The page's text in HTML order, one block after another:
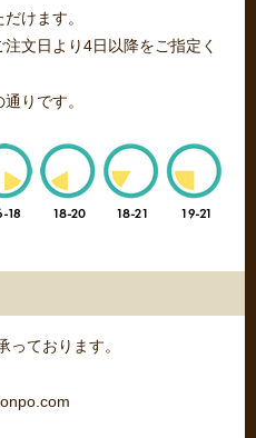
けます。
文日より4日以降をご指定く
りです。
っております。